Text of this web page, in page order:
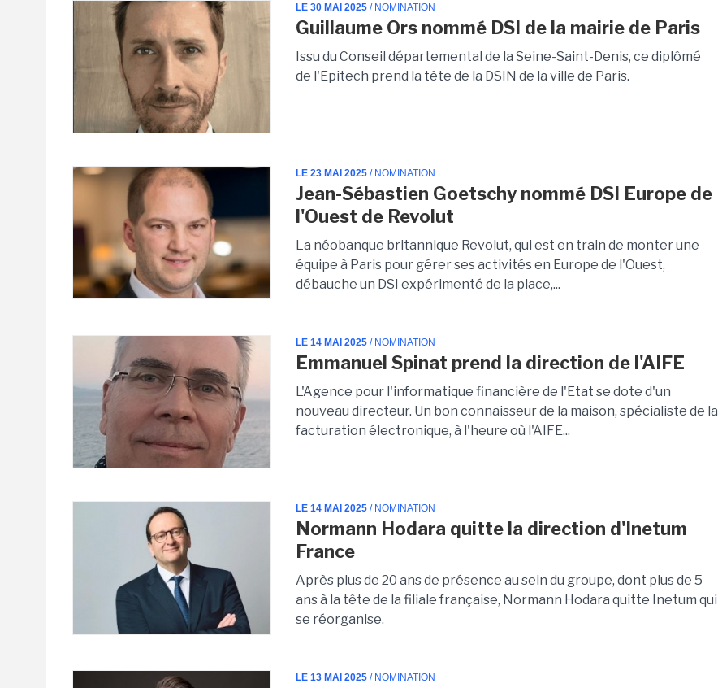
LE 30 MAI 2025 / NOMINATION
Guillaume Ors nommé DSI de la mairie de Paris
Issu du Conseil départemental de la Seine-Saint-Denis, ce diplômé
de l'Epitech prend la tête de la DSIN de la ville de Paris.
LE 23 MAI 2025 / NOMINATION
Jean-Sébastien Goetschy nommé DSI Europe de
l'Ouest de Revolut
La néobanque britannique Revolut, qui est en train de monter une
équipe à Paris pour gérer ses activités en Europe de l'Ouest,
débauche un DSI expérimenté de la place,...
LE 14 MAI 2025 / NOMINATION
Emmanuel Spinat prend la direction de l'AIFE
L'Agence pour l'informatique financière de l'Etat se dote d'un
nouveau directeur. Un bon connaisseur de la maison, spécialiste de la
facturation électronique, à l'heure où l'AIFE...
LE 14 MAI 2025 / NOMINATION
Normann Hodara quitte la direction d'Inetum
France
Après plus de 20 ans de présence au sein du groupe, dont plus de 5
ans à la tête de la filiale française, Normann Hodara quitte Inetum qui
se réorganise.
LE 13 MAI 2025 / NOMINATION